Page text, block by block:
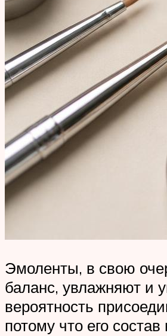
Эмоленты, в свою
баланс, увлажняют и
вероятность
потому что его состав